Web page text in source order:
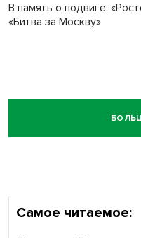
В память о подвиге:
«Битва за Москву»
Самое читаемое: